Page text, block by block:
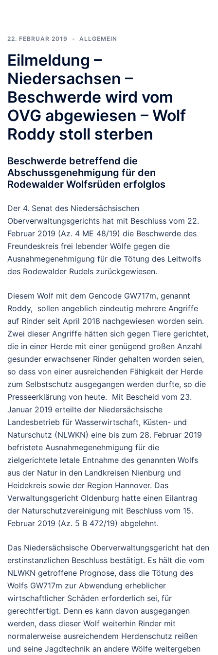
22. FEBRUAR 2019 ALLGEMEIN
Eilmeldung –
Niedersachsen –
Beschwerde wird vom
OVG abgewiesen – Wolf
Roddy stoll sterben
Beschwerde betreffend die
Abschussgenehmigung für den
Rodewalder Wolfsrüden erfolglos
Der 4. Senat des Niedersächsischen
Oberverwaltungsgerichts hat mit Beschluss vom 22.
Februar 2019 (Az. 4 ME 48/19) die Beschwerde des
Freundeskreis frei lebender Wölfe gegen die
Ausnahmegenehmigung für die Tötung des Leitwolfs
des Rodewalder Rudels zurückgewiesen.
Diesem Wolf mit dem Gencode GW717m, genannt
Roddy, sollen angeblich eindeutig mehrere Angriffe
auf Rinder seit April 2018 nachgewiesen worden sein.
Zwei dieser Angriffe hätten sich gegen Tiere gerichtet,
die in einer Herde mit einer genügend großen Anzahl
gesunder erwachsener Rinder gehalten worden seien,
so dass von einer ausreichenden Fähigkeit der Herde
zum Selbstschutz ausgegangen werden durfte, so die
Presseerklärung von heute. Mit Bescheid vom 23.
Januar 2019 erteilte der Niedersächsische
Landesbetrieb für Wasserwirtschaft, Küsten- und
Naturschutz (NLWKN) eine bis zum 28. Februar 2019
befristete Ausnahmegenehmigung für die
zielgerichtete letale Entnahme des genannten Wolfs
aus der Natur in den Landkreisen Nienburg und
Heidekreis sowie der Region Hannover. Das
Verwaltungsgericht Oldenburg hatte einen Eilantrag
der Naturschutzvereinigung mit Beschluss vom 15.
Februar 2019 (Az. 5 B 472/19) abgelehnt.
Das Niedersächsische Oberverwaltungsgericht hat den
erstinstanzlichen Beschluss bestätigt. Es hält die vom
NLWKN getroffene Prognose, dass die Tötung des
Wolfs GW717m zur Abwendung erheblicher
wirtschaftlicher Schäden erforderlich sei, für
gerechtfertigt. Denn es kann davon ausgegangen
werden, dass dieser Wolf weiterhin Rinder mit
normalerweise ausreichendem Herdenschutz reißen
und seine Jagdtechnik an andere Wölfe weitergeben